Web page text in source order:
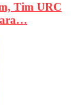
Tim URC